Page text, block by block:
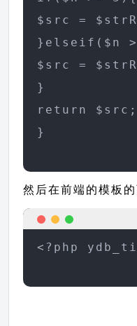
$src =
}elseif($n
$src =
}
return $src;
}
然后在前端的模板
<?php